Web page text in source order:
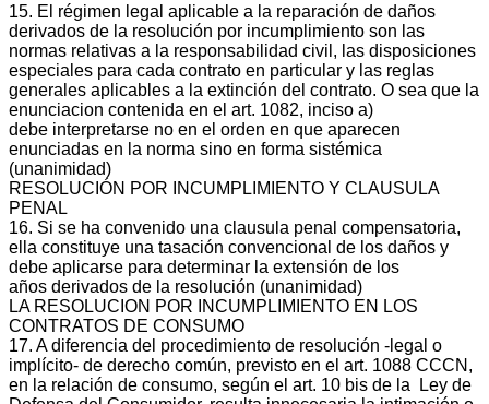
15. El régimen legal aplicable a la reparación de daños
derivados de la resolución por incumplimiento son las
normas relativas a la responsabilidad civil, las disposiciones
especiales para cada contrato en particular y las reglas
generales aplicables a la extinción del contrato. O sea que la
enunciacion contenida en el art. 1082, inciso a)
debe interpretarse no en el orden en que aparecen
enunciadas en la norma sino en forma sistémica
(unanimidad)
RESOLUCIÓN POR INCUMPLIMIENTO Y CLAUSULA
PENAL
16. Si se ha convenido una clausula penal compensatoria,
ella constituye una tasación convencional de los daños y
debe aplicarse para determinar la extensión de los
años derivados de la resolución (unanimidad)
LA RESOLUCION POR INCUMPLIMIENTO EN LOS
CONTRATOS DE CONSUMO
17. A diferencia del procedimiento de resolución ‐legal o
implícito‐ de derecho común, previsto en el art. 1088 CCCN,
en la relación de consumo, según el art. 10 bis de la Ley de